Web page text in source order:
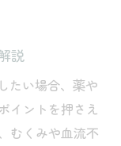
説
たい場合、薬や
イントを押さえ
むくみや血流不